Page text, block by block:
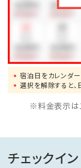
にご利用いた
・チェックア
日の12：00ま
■注意事項■
※1人1泊につ
※プレミアス
身でお敷きいた
宿泊日をカレンダ
選択を解除すると、
※料金表示は
チェックイン